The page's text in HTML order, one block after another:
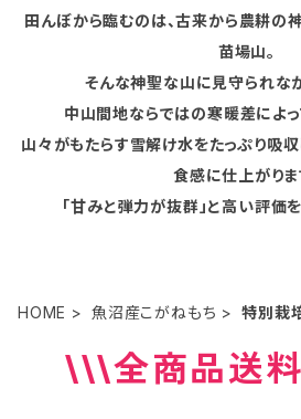
田んぼから臨むのは、古来から農耕の
苗場山。
そんな神聖な山に見守られな
中山間地ならではの寒暖差によっ
山々がもたらす雪解け水をたっぷり吸収
食感に仕上がりま
「甘みと弾力が抜群」と高い評価
HOME 魚沼産こがねもち 特別栽
\\\全商品送